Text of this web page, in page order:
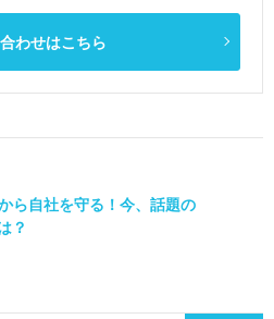
わせはこちら
ら自社を守る！今、話題の
？